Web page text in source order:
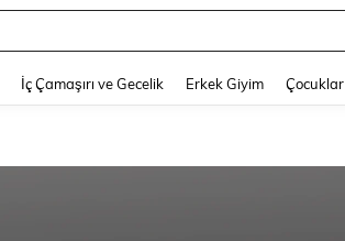
İç Çamaşırı ve Gecelik Erkek Giyim Çocuklar